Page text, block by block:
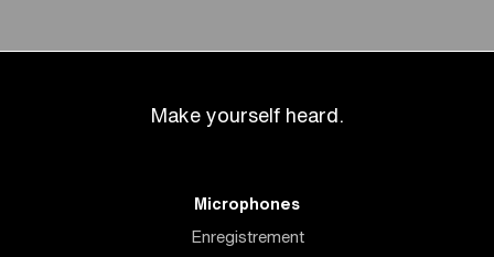
Make yourself heard.
Microphones
Enregistrement